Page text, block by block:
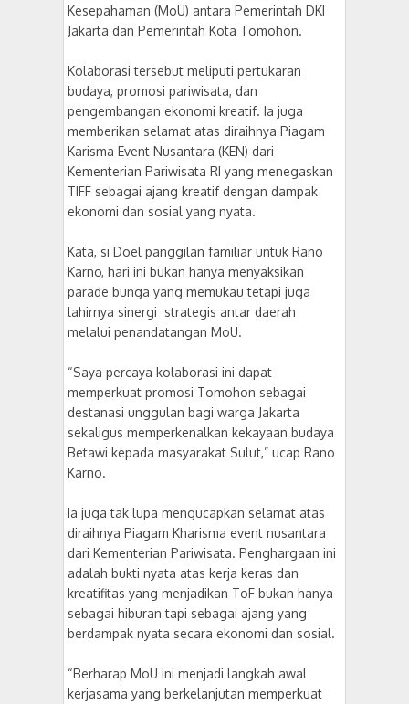
Kesepahaman (MoU) antara Pemerintah DKI
Jakarta dan Pemerintah Kota Tomohon.
Kolaborasi tersebut meliputi pertukaran
budaya, promosi pariwisata, dan
pengembangan ekonomi kreatif. Ia juga
memberikan selamat atas diraihnya Piagam
Karisma Event Nusantara (KEN) dari
Kementerian Pariwisata RI yang menegaskan
TIFF sebagai ajang kreatif dengan dampak
ekonomi dan sosial yang nyata.
Kata, si Doel panggilan familiar untuk Rano
Karno, hari ini bukan hanya menyaksikan
parade bunga yang memukau tetapi juga
lahirnya sinergi strategis antar daerah
melalui penandatangan MoU.
“Saya percaya kolaborasi ini dapat
memperkuat promosi Tomohon sebagai
destanasi unggulan bagi warga Jakarta
sekaligus memperkenalkan kekayaan budaya
Betawi kepada masyarakat Sulut,” ucap Rano
Karno.
Ia juga tak lupa mengucapkan selamat atas
diraihnya Piagam Kharisma event nusantara
dari Kementerian Pariwisata. Penghargaan ini
adalah bukti nyata atas kerja keras dan
kreatifitas yang menjadikan ToF bukan hanya
sebagai hiburan tapi sebagai ajang yang
berdampak nyata secara ekonomi dan sosial.
“Berharap MoU ini menjadi langkah awal
kerjasama yang berkelanjutan memperkuat